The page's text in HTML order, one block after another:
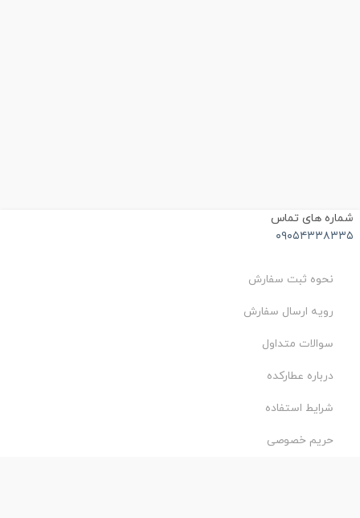
های تماس
نحوه ثبت سفارش
رویه ارسال سفارش
سوالات متداول
درباره عطارکده
شرایط استفاده
حریم خصوصی